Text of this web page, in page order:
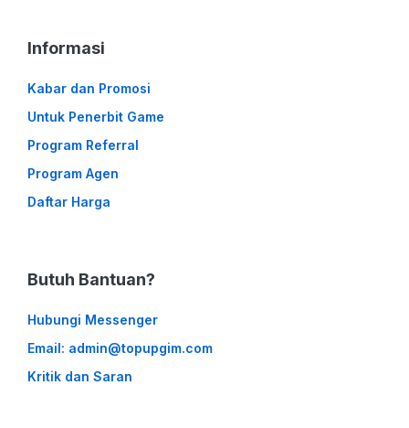
Informasi
Kabar dan Promosi
Untuk Penerbit Game
Program Referral
Program Agen
Daftar Harga
Butuh Bantuan?
Hubungi Messenger
Email: admin@topupgim.com
Kritik dan Saran